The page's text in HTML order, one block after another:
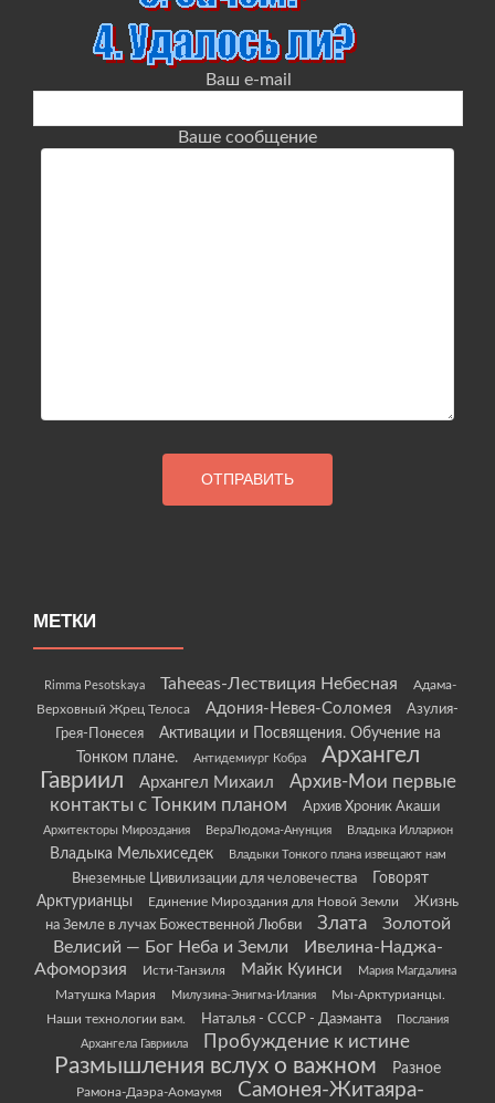
Ваш e-mail
Ваше сообщение
МЕТКИ
Rimma Pesotskaya Taheeas-Лествиция Небесная
Адама-
Верховный Жрец Телоса
Адония-Невея-Соломея
Азулия-
Грея-Понесея
Активации и Посвящения. Обучение на
Тонком плане.
Антидемиург Кобра
Архангел
Гавриил
Архангел Михаил
Архив-Мои первые
контакты с Тонким планом
Архив Хроник Акаши
Архитекторы Мироздания ВераЛюдома-Анунция Владыка Илларион
Владыка Мельхиседек Владыки Тонкого плана извещают нам
Внеземные Цивилизации для человечества
Говорят
Арктурианцы
Единение Мироздания для Новой Земли
Жизнь
на Земле в лучах Божественной Любви
Злата
Золотой
Велисий — Бог Неба и Земли
Ивелина-Наджа-
Афоморзия
Исти-Танзиля Майк Куинси Мария Магдалина
Матушка Мария Милузина-Энигма-Илания
Мы-Арктурианцы.
Наши технологии вам.
Наталья - СССР - Даэманта
Послания
Архангела Гавриила
Пробуждение к истине
Размышления вслух о важном Разное
Рамона-Даэра-Аомаумя
Самонея-Житаяра-